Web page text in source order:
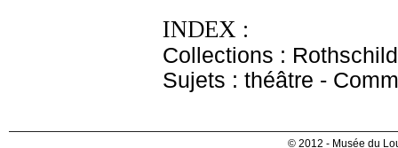
INDEX :
Collections :
Sujets : théâtre -
© 2012 - Musée du